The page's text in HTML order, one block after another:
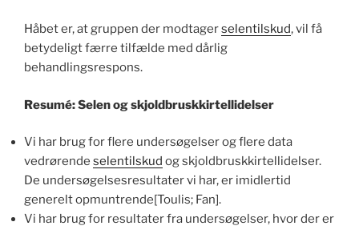
Håbet er, at gruppen der modtagerselentilskud, vil få
betydeligt færre tilfælde med dårlig
behandlingsrespons.
Resumé: Selen og skjoldbruskkirtellidelser
Vi har brug for flere undersøgelser og flere data
vedrørende selentilskud og skjoldbruskkirtellidelser.
De undersøgelsesresultater vi har, er imidlertid
generelt opmuntrende[Toulis; Fan].
Vi har brug for resultater fra undersøgelser, hvor der er